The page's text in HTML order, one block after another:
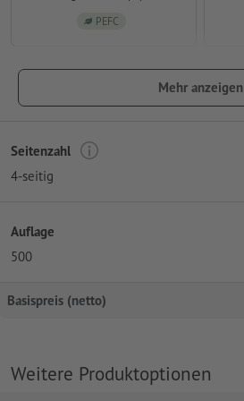
PEFC
Mehr anzeigen
Seitenzahl
4-seitig
Auflage
500
Basispreis (netto)
Weitere Produktoptionen